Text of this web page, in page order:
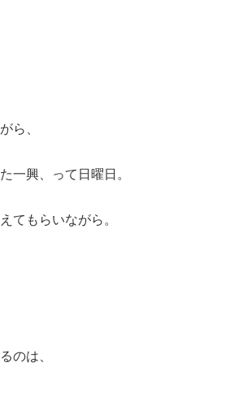
ら、
一興、って日曜日。
てもらいながら。
のは、